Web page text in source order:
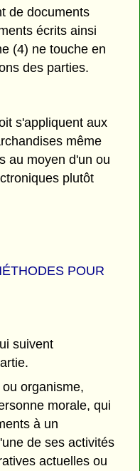
de documents
écrits ainsi
(4) ne touche en
des parties.
s'appliquent aux
même
au moyen d'un ou
plutôt
POUR
suivent
organisme,
morale, qui
à un
de ses activités
actuelles ou